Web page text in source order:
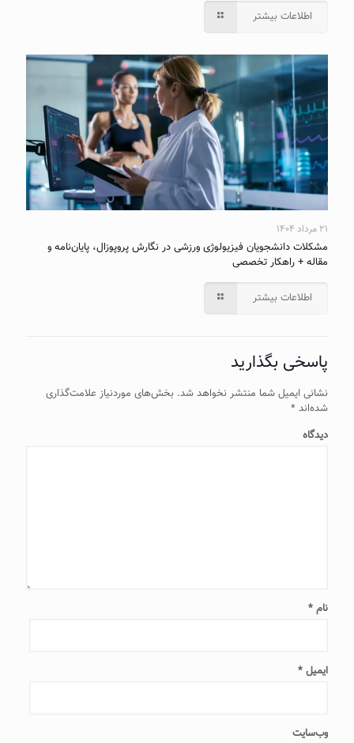
اطلاعات بیشتر
۲۱ مرداد ۱۴۰۴
مشکلات دانشجویان فیزیولوژی ورزشی در نگارش پروپوزال، پایان‌نامه و
مقاله + راهکار تخصصی
اطلاعات بیشتر
پاسخی بگذارید
نشانی ایمیل شما منتشر نخواهد شد. بخش‌های موردنیاز علامت‌گذاری
شده‌اند *
دیدگاه
نام *
ایمیل *
وب‌سایت